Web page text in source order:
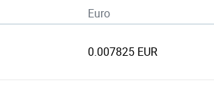
Euro
0.007825 EUR